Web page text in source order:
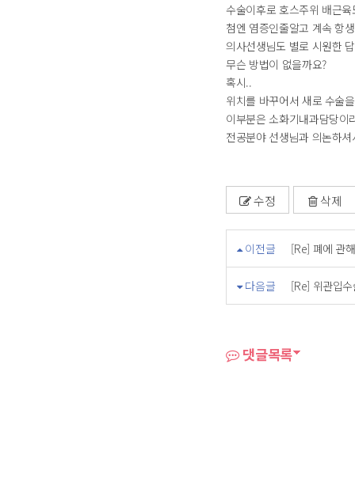
수술이후로 호스주위 배근
첨엔 염증인줄알고 계속 항
의사선생님도 별로 시원한
무슨 방법이 없을까요?
혹시..
위치를 바꾸어서 새로 수술
이부분은 소화기내과담당
전공분야 선생님과 의논하
수정 삭제
이전글 [Re] 폐에 관
다음글 [Re] 위관입
댓글목록